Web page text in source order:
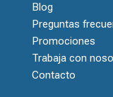
Blog
Preguntas
Promociones
Trabaja con
Contacto